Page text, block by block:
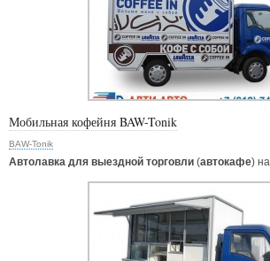
Мобильная кофейня BAW-Tonik
BAW-Tonik
Автолавка для выездной торговли (автокафе) на